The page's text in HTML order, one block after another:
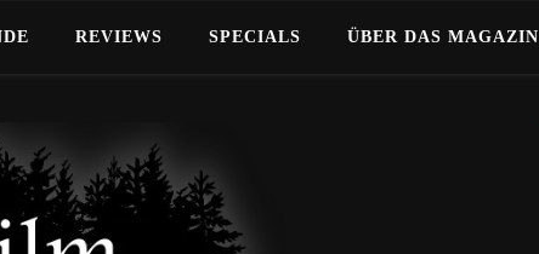
REVIEWS SPECIALS ÜBER DAS MAGAZIN